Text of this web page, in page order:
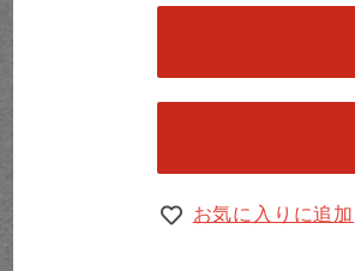
お気に入りに追加